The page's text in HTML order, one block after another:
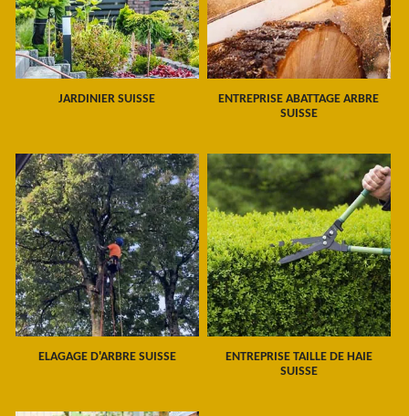
JARDINIER SUISSE
ENTREPRISE ABATTAGE ARBRE
SUISSE
ELAGAGE D'ARBRE SUISSE
ENTREPRISE TAILLE DE HAIE
SUISSE